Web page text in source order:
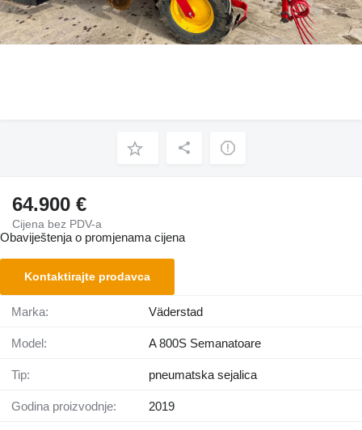
64.900 €
Cijena bez PDV-a
Obaviještenja o promjenama cijena
Kontaktirajte prodavca
Marka: Väderstad
Model: A 800S Semanatoare
Tip: pneumatska sejalica
Godina proizvodnje: 2019